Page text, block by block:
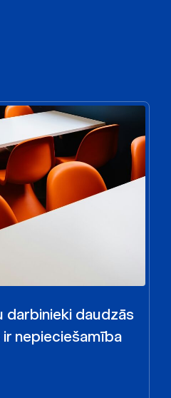
darbinieki daudzās
nepieciešamība